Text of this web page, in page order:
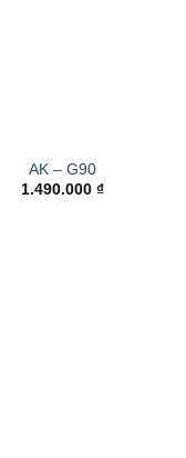
AK – G90
1.490.000 ₫